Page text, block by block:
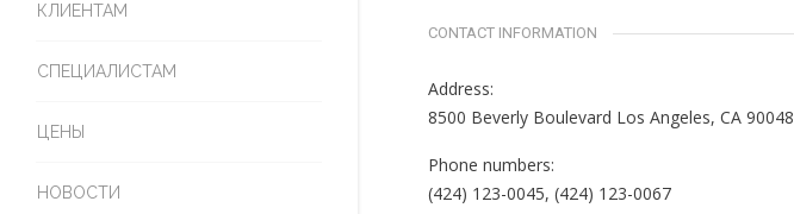
КЛИЕНТАМ
СПЕЦИАЛИСТАМ
ЦЕНЫ
НОВОСТИ
CONTACT INFORMATION
Address:
8500 Beverly Boulevard Los Angeles, CA 90048
Phone numbers:
(424) 123-0045, (424) 123-0067